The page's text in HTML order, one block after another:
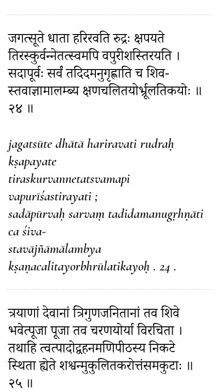
जगत्सूते धाता हरिरवति रुद्रः क्षपयते
तिरस्कुर्वन्नेतत्स्वमपि वपुरीशस्तिरयति ।
सदापूर्वः सर्वं तदिदमनुगृह्णाति च शिव-
स्तवाज्ञामालम्ब्य क्षणचलितयोर्भ्रूलतिकयोः ॥
२४ ॥
jagatsūte dhātā hariravati rudraḥ
kṣapayate
tiraskurvannetatsvamapi
vapurīśastirayati ;
sadāpūrvaḥ sarvaṃ tadidamanugṛhṇāti
ca śiva-
stavājñāmālambya
kṣaṇacalitayorbhrūlatikayoḥ . 24 .
त्रयाणां देवानां त्रिगुणजनितानां तव शिवे
भवेत्पूजा पूजा तव चरणयोर्या विरचिता ।
तथाहि त्वत्पादोद्वहनमणिपीठस्य निकटे
स्थिता ह्येते शश्वन्मुकुलितकरोत्तंसमकुटाः ॥
२५ ॥